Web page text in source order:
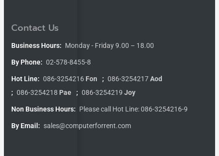
Contact Us
Business Hours: Monday - Friday 9.00 – 18.00
By Phone: 02-578-8455-8
Hot Line: 086-3254216 Fon ; 086-3254217Aod
; 086-3254218 Pae ; 086-3254219 Joy
Non Business Hours: Please call Hot Line: 086-3254216-9
By Email: sales@computerforrent.com